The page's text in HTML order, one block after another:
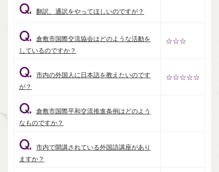
Q. 翻訳、通訳をやってほしいのですが？
Q. 倉敷市国際交流協会はどのような活動を
しているのですか？
☆☆☆
Q. 市内の外国人に日本語を教えたいのです
が？
☆☆☆☆☆
Q. 倉敷市国際平和交流推進条例はどのよう
なものですか？
Q. 市内で開講されている外国語講座があり
ますか？